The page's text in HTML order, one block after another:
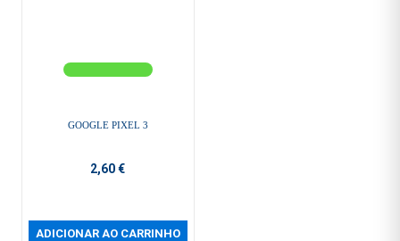
GOOGLE PIXEL 3
2,60 €
ADICIONAR AO CARRINHO